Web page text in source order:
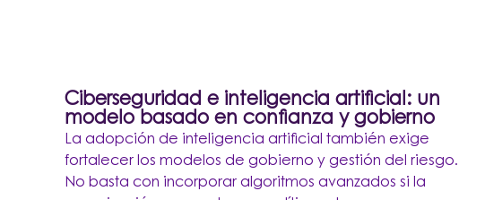
Ciberseguridad e inteligencia artificial: un
modelo basado en confianza y gobierno
La adopción de inteligencia artificial también exige
fortalecer los modelos de gobierno y gestión del riesgo.
No basta con incorporar algoritmos avanzados si la